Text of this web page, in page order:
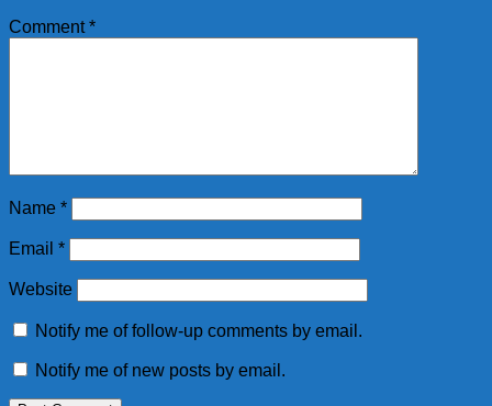
Comment*
Name *
Email *
Website
Notify me of follow-up comments by email.
Notify me of new posts by email.